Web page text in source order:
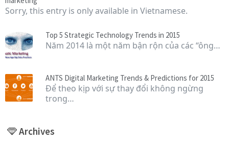
Sorry, this entry is only available in Vietnamese.
Top 5 Strategic Technology Trends in 2015
Năm 2014 là một năm bận rộn của các “ông…
ANTS Digital Marketing Trends & Predictions for 2015
Để theo kịp với sự thay đổi không ngừng
trong…
Archives